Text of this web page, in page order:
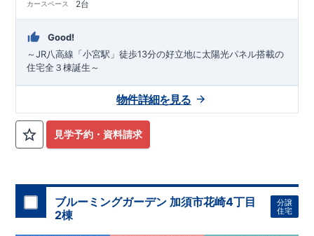
カースペース 2台
Good!
～JR八高線「小宮駅」徒歩13分の好立地に太陽光パネル搭載の
住宅全３棟誕生～
見学予約・資料請求
物件詳細を見る
ブルーミングガーデン 加須市花崎4丁目
2棟
分譲
住宅